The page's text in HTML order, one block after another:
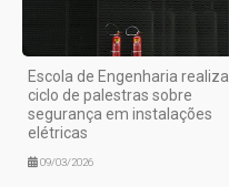
Escola de Engenharia realiza
ciclo de palestras sobre
segurança em instalações
elétricas
09/03/2026